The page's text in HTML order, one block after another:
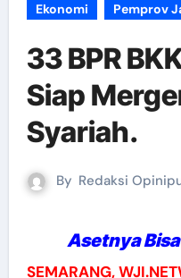
Ekonomi Pemprov
33 BPR
Siap
Syariah.
By Redaksi
Asetnya Bisa
SEMARANG,